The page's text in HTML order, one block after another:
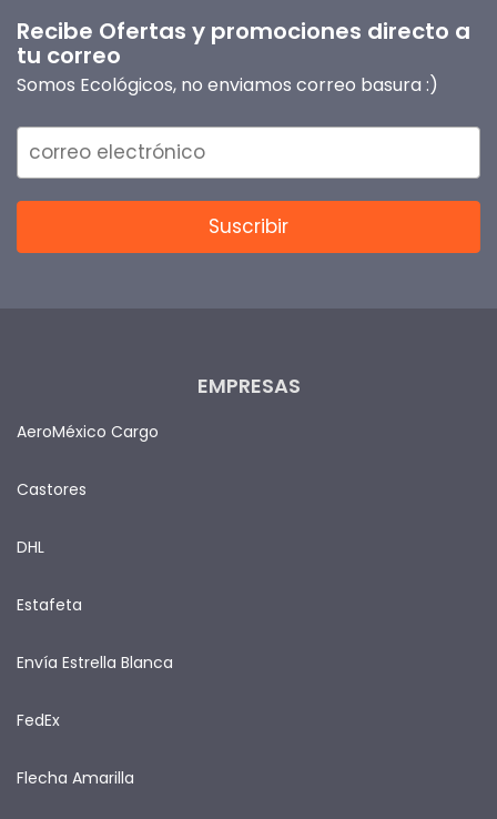
Recibe Ofertas y promociones directo a
tu correo
Somos Ecológicos, no enviamos correo basura :)
EMPRESAS
AeroMéxico Cargo
Castores
DHL
Estafeta
Envía Estrella Blanca
FedEx
Flecha Amarilla